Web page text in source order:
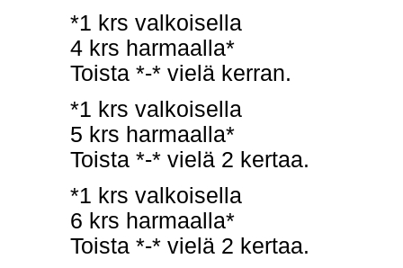
*1 krs valkoisella
4 krs harmaalla*
Toista *-* vielä kerran.
*1 krs valkoisella
5 krs harmaalla*
Toista *-* vielä 2 kertaa.
*1 krs valkoisella
6 krs harmaalla*
Toista *-* vielä 2 kertaa.